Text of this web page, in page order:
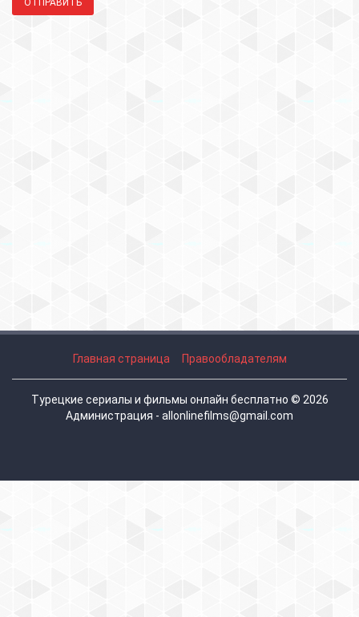
Главная страница Правообладателям
Турецкие сериалы и фильмы онлайн бесплатно © 2026
Администрация - allonlinefilms@gmail.com